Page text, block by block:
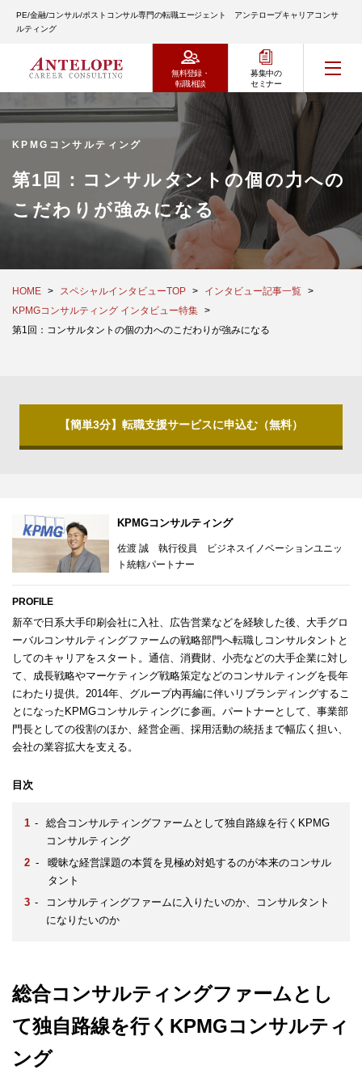
PE/金融/コンサル/ポストコンサル専門の転職エージェント アンテロープキャリアコンサ
ルティング
無料登録・
転職相談
募集中の
セミナー
KPMGコンサルティング
第1回：コンサルタントの個の力への
こだわりが強みになる
HOME スペシャルインタビューTOP
インタビュー記事一覧
KPMGコンサルティング インタビュー特集
第1回：コンサルタントの個の力へのこだわりが強みになる
【簡単3分】転職支援サービスに申込む（無料）
KPMGコンサルティング
佐渡 誠 執行役員 ビジネスイノベーションユニッ
ト統轄パートナー
PROFILE
新卒で日系大手印刷会社に入社、広告営業などを経験した後、大手グロ
ーバルコンサルティングファームの戦略部門へ転職しコンサルタントと
してのキャリアをスタート。通信、消費財、小売などの大手企業に対し
て、成長戦略やマーケティング戦略策定などのコンサルティングを長年
にわたり提供。2014年、グループ内再編に伴いリブランディングするこ
とになったKPMGコンサルティングに参画。パートナーとして、事業部
門長としての役割のほか、経営企画、採用活動の統括まで幅広く担い、
会社の業容拡大を支える。
目次
-
総合コンサルティングファームとして独自路線を行くKPMG
コンサルティング
-
曖昧な経営課題の本質を見極め対処するのが本来のコンサル
タント
-
コンサルティングファームに入りたいのか、コンサルタント
になりたいのか
総合コンサルティングファームとし
て独自路線を行くKPMGコンサルティ
ング